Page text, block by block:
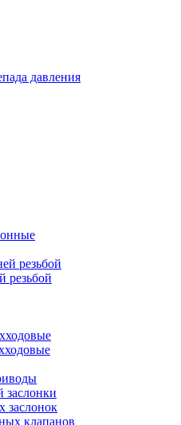
давления
резьбой
резьбой
заслонок
клапанов